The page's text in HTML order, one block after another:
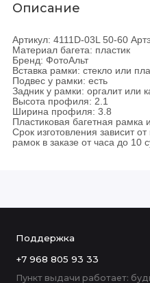
Описание
Артикул: 4111D-03L 50-60
Материал багета: пластик
Бренд: ФотоАльт
Вставка рамки: стекло или
Подвес у рамки: есть
Задник у рамки: оргалит или
Высота профиля: 2.1
Ширина профиля: 3.8
Пластиковая багетная рамка
Срок изготовления зависит
рамок в заказе от часа до 10
Поддержка
+7 968 805 93 33
Пункт выдачи работает: